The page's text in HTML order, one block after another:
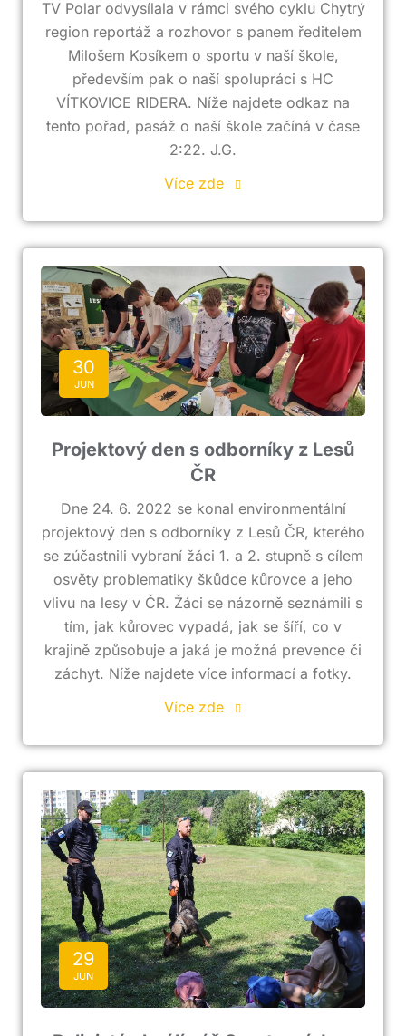
TV Polar odvysílala v rámci svého cyklu Chytrý
region reportáž a rozhovor s panem ředitelem
Milošem Kosíkem o sportu v naší škole,
především pak o naší spolupráci s HC
VÍTKOVICE RIDERA. Níže najdete odkaz na
tento pořad, pasáž o naší škole začíná v čase
2:22. J.G.
Více zde
30
JUN
Projektový den s odborníky z Lesů
ČR
Dne 24. 6. 2022 se konal environmentální
projektový den s odborníky z Lesů ČR, kterého
se zúčastnili vybraní žáci 1. a 2. stupně s cílem
osvěty problematiky škůdce kůrovce a jeho
vlivu na lesy v ČR. Žáci se názorně seznámili s
tím, jak kůrovec vypadá, jak se šíří, co v
krajině způsobuje a jaká je možná prevence či
záchyt. Níže najdete více informací a fotky.
Více zde
29
JUN